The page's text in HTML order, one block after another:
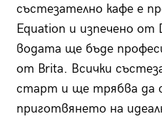
състезателно кафе е
Equation и изпечено от
водата ще бъде
от Brita. Всички
старт и ще трябва да
приготвянето на